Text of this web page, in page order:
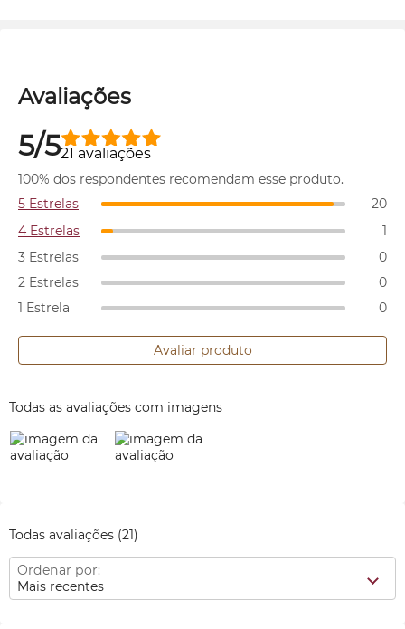
Avaliações
5/521 avaliações
100% dos respondentes recomendam esse produto.
5 Estrelas
20
4 Estrelas
1
3 Estrelas
0
2 Estrelas
0
1 Estrela
0
Avaliar produto
Todas as avaliações com imagens
Todas avaliações (21)
Ordenar por:
Mais recentes